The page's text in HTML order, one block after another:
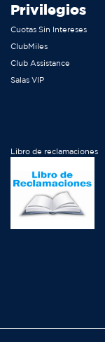
Privilegios
Cuotas Sin Intereses
ClubMiles
Club Assistance
Salas VIP
Libro de reclamaciones